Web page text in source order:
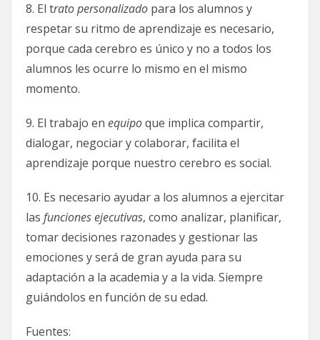
8. El trato personalizado para los alumnos y
respetar su ritmo de aprendizaje es necesario,
porque cada cerebro es único y no a todos los
alumnos les ocurre lo mismo en el mismo
momento.
9. El trabajo en equipoque implica compartir,
dialogar, negociar y colaborar, facilita el
aprendizaje porque nuestro cerebro es social.
10. Es necesario ayudar a los alumnos a ejercitar
las funciones ejecutivas, como analizar, planificar,
tomar decisiones razonades y gestionar las
emociones y será de gran ayuda para su
adaptación a la academia y a la vida. Siempre
guiándolos en función de su edad.
Fuentes: